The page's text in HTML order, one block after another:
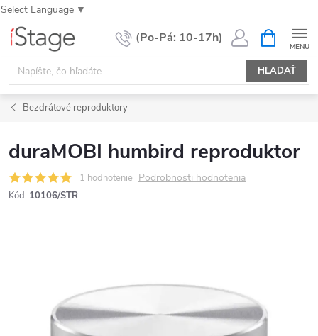
Select Language ▼
Prejsť
obsah
HĽADAŤ
KOŠÍK
Bezdrátové reproduktory
duraMOBI humbird reproduktor
1 hodnotenie Podrobnosti hodnotenia
Kód: 10106/STR